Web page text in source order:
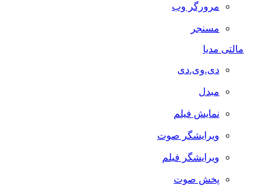
مرورگر وب
مسنجر
مالتی مدیا
دی.وی.دی
مبدل
نمایش فیلم
ویرایشگر صوت
ویرایشگر فیلم
پخش صوت